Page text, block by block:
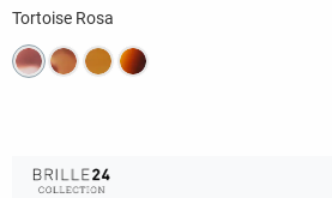
Tortoise Rosa